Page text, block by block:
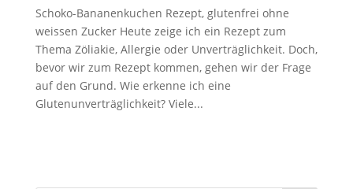
Schoko-Bananenkuchen Rezept, glutenfrei ohne
weissen Zucker Heute zeige ich ein Rezept zum
Thema Zöliakie, Allergie oder Unverträglichkeit. Doch,
bevor wir zum Rezept kommen, gehen wir der Frage
auf den Grund. Wie erkenne ich eine
Glutenunverträglichkeit? Viele...